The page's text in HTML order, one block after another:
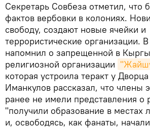
Секретарь Совбеза отметил, что
фактов вербовки в колониях.
свободу, создают новые ячейки и
террористические организации.
напомнил о запрещенной в
религиозной организации
которая устроила теракт у
Иманкулов рассказал, что члены
ранее не имели представления о
"получили образование в местах
и, освободясь, как фанаты,